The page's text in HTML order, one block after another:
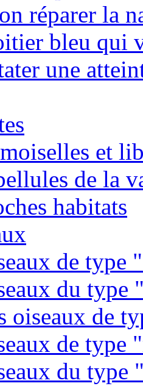
réparer la
bleu qui
une
et
de la
habitats
de type
du type
oiseaux de
de type
du type